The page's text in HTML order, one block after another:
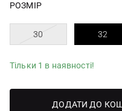
РОЗМІР
30 32
Тільки 1 в наявності!
ДОДАТИ ДО